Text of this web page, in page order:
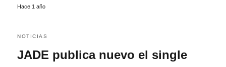
Hace 1 año
NOTICIAS
JADE publica nuevo el single